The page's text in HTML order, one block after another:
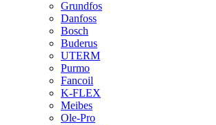
Grundfos
Danfoss
Bosch
Buderus
UTERM
Purmo
Fancoil
K-FLEX
Meibes
Ole-Pro